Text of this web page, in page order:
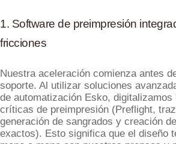
1. Software de preimpresión
fricciones
Nuestra aceleración comienza antes
soporte. Al utilizar soluciones
de automatización Esko, digitalizamos
críticas de preimpresión (Preflight,
generación de sangrados y creación
exactos). Esto significa que el diseño